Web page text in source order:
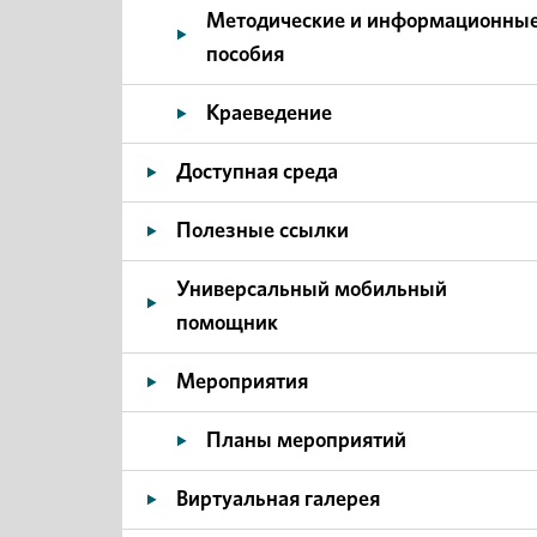
Методические и
пособия
Краеведение
Доступная среда
Полезные ссылки
Универсальный мобильный
помощник
Мероприятия
Планы мероприятий
Виртуальная галерея